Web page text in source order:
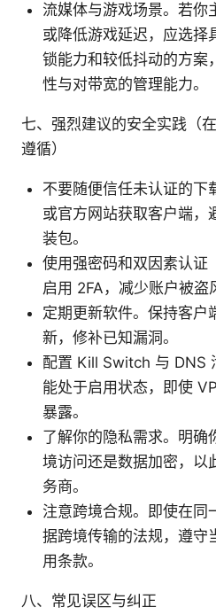
流媒体与游戏场景。若你
或降低游戏延迟，应选择
锁能力和较低抖动的方案
性与对带宽的管理能力。
七、强烈建议的安全实践（
遵循）
不要随便信任未认证的下
或官方网站获取客户端，
装包。
使用强密码和双因素认证
启用 2FA，减少账户被盗
定期更新软件。保持客户
新，修补已知漏洞。
配置 Kill Switch 与 DNS
能处于启用状态，即使
暴露。
了解你的隐私需求。明确
境访问还是数据加密，以
务商。
注意跨境合规。即使在同
据跨境传输的法规，遵守
用条款。
八、常见误区与纠正